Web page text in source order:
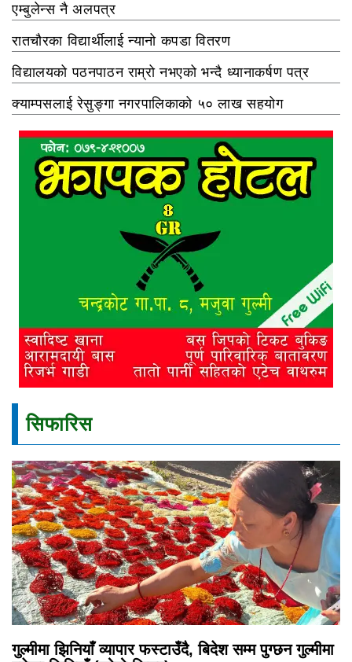
एम्बुलेन्स नै अलपत्र
रातचौरका विद्यार्थीलाई न्यानो कपडा वितरण
विद्यालयको पठनपाठन राम्रो नभएको भन्दै ध्यानाकर्षण पत्र
क्याम्पसलाई रेसुङ्गा नगरपालिकाको ५० लाख सहयोग
सिफारिस
गुल्मीमा झिनियाँ व्यापार फस्टाउँदै, बिदेश सम्म पुग्छन गुल्मीमा